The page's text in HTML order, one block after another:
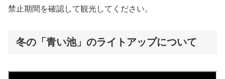
禁止期間を確認して観光してください。
冬の「青い池」のライトアップについて